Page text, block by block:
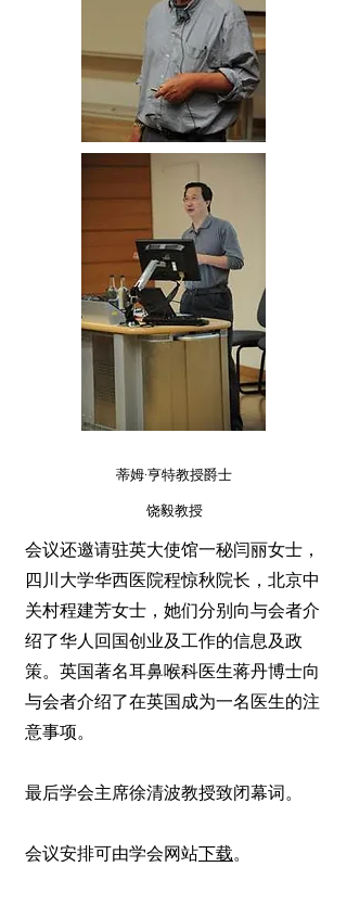
蒂姆·亨特教授爵士
饶毅教授
会议还邀请驻英大使馆一秘闫丽女士，
四川大学华西医院程惊秋院长，北京中
关村程建芳女士，她们分别向与会者介
绍了华人回国创业及工作的信息及政
策。英国著名耳鼻喉科医生蒋丹博士向
与会者介绍了在英国成为一名医生的注
意事项。
最后学会主席徐清波教授致闭幕词。
会议安排可由学会网站 下载。